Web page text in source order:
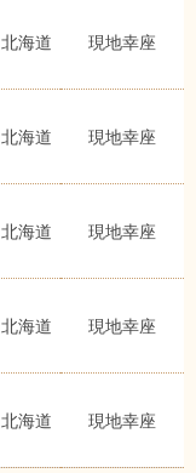
北海道 現地幸座
北海道 現地幸座
北海道 現地幸座
北海道 現地幸座
北海道 現地幸座